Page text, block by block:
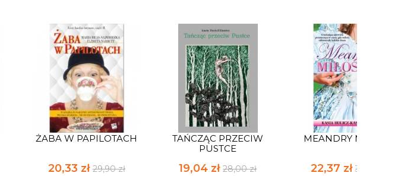
ŻABA W PAPILOTACH
20,33 zł 29,90 zł
TAŃCZĄC PRZECIW
PUSTCE
19,04 zł28,00 zł
MEANDRY MIŁOŚCI
22,37 zł32,90 zł